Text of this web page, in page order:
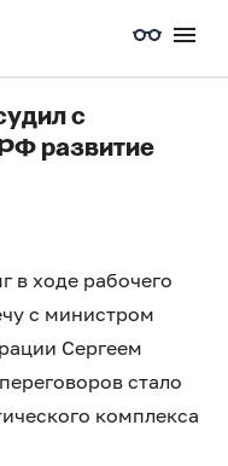
с
развитие
в ходе рабочего
с министром
Сергеем
стало
комплекса